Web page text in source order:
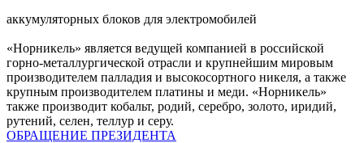
аккумуляторных блоков для электромобилей
«Норникель» является ведущей компанией в российской
горно-металлургической отрасли и крупнейшим мировым
производителем палладия и высокосортного никеля, а также
крупным производителем платины и меди. «Норникель»
также производит кобальт, родий, серебро, золото, иридий,
рутений, селен, теллур и серу.
ОБРАЩЕНИЕ ПРЕЗИДЕНТА